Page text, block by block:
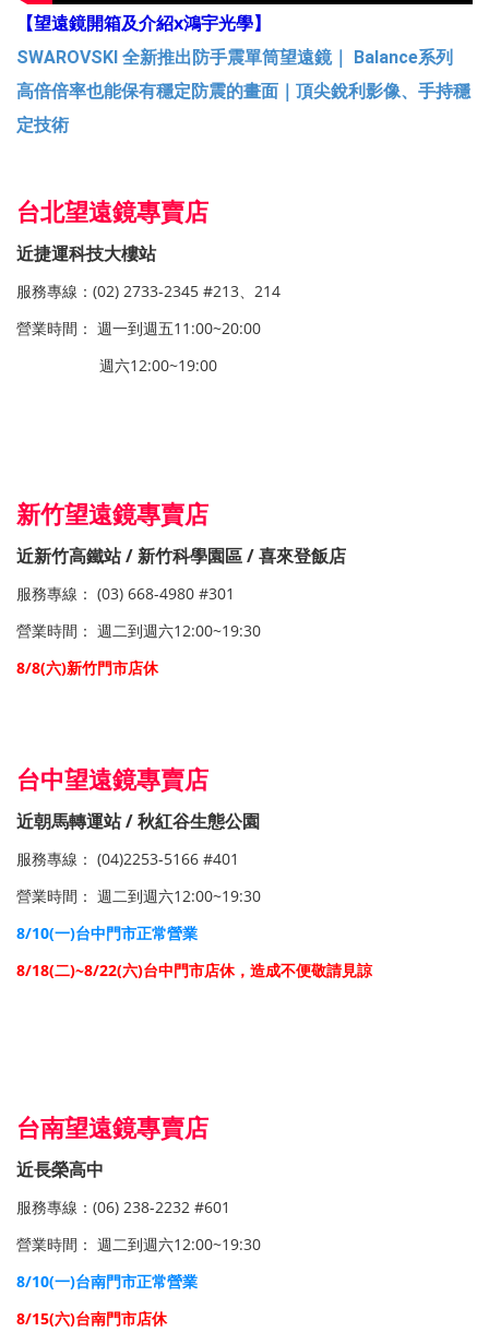
【望遠鏡開箱及介紹x鴻宇光學】
SWAROVSKI 全新推出防手震單筒望遠鏡｜ Balance系列
高倍倍率也能保有穩定防震的畫面｜頂尖銳利影像、手持穩
定技術
台北望遠鏡專賣店
近捷運科技大樓站
服務專線：(02) 2733-2345 #213、214
營業時間： 週一到週五11:00~20:00
週六12:00~19:00
新竹望遠鏡專賣店
近新竹高鐵站/新竹科學園區 / 喜來登飯店
服務專線： (03) 668-4980 #301
營業時間： 週二到週六12:00~19:30
8/8(六)新竹門市店休
台中望遠鏡專賣店
近朝馬轉運站 / 秋紅谷生態公園
服務專線： (04)2253-5166 #401
營業時間： 週二到週六12:00~19:30
8/10(一)台中門市正常營業
8/18(二)~8/22(六)台中門市店休，造成不便敬請見諒
台南望遠鏡專賣店
近長榮高中
服務專線：(06) 238-2232 #601
營業時間： 週二到週六12:00~19:30
8/10(一)台南門市正常營業
8/15(六)台南門市店休